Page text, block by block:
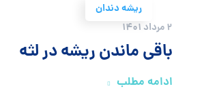
ریشه دندان
2 مرداد 1401
باقی ماندن ریشه در لثه
ادامه مطلب